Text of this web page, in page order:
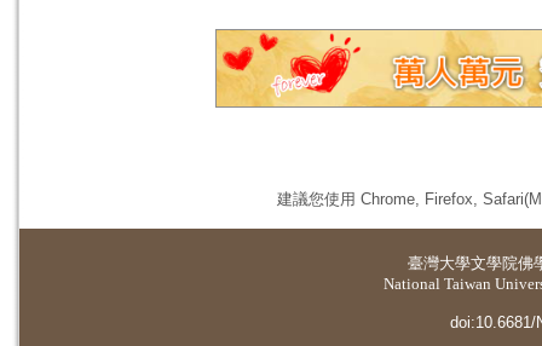
建議您使用 Chrome, Firefox,
臺灣大學文學院佛
National Taiwan
doi:10.6681/